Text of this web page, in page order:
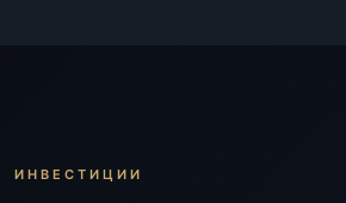
ИНВЕСТИЦИИ